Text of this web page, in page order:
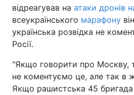
відреагував на атаки дронів
всеукраїнського марафону
українська розвідка не
Росії.
"Якщо говорити про Москву,
не коментуємо це, але так в
Якщо рашистська 45 бригада